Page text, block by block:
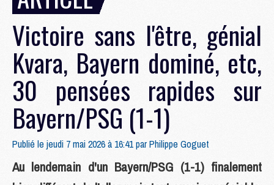
Victoire sans l'être, génial
Kvara, Bayern dominé, etc,
30 pensées rapides sur
Bayern/PSG (1-1)
Publié le jeudi 7 mai 2026 à 16:41 parPhilippe Goguet
Au lendemain d'un Bayern/PSG (1-1) finalement